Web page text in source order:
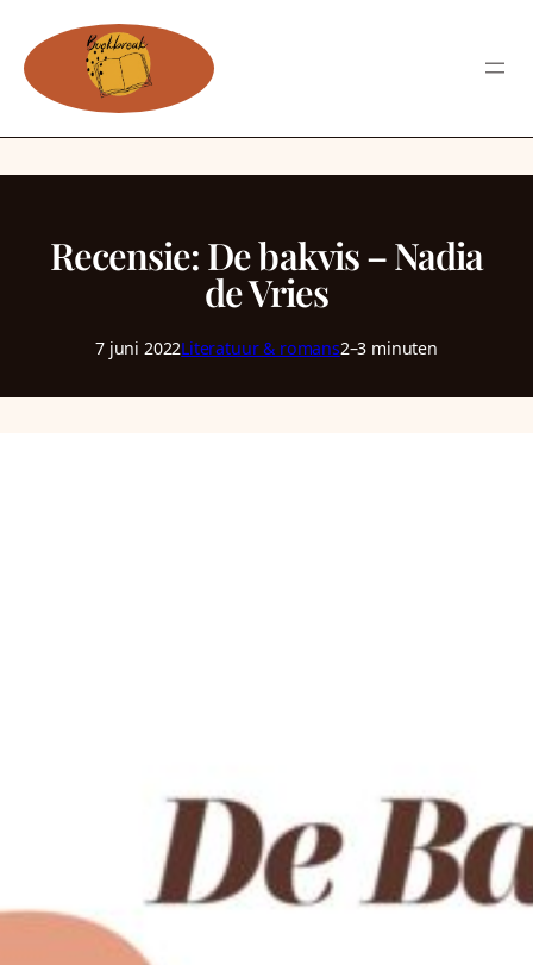
Recensie: De bakvis – Nadia
de Vries
7 juni 2022Literatuur & romans2–3 minuten